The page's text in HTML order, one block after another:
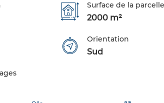
Surface de la parcelle
2000 m²
Orientation
Sud